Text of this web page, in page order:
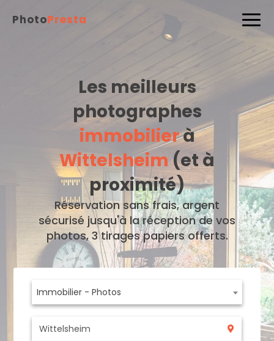
PhotoPresta
Les meilleurs
photographes
immobilierà
Wittelsheim(et à
proximité)
Réservation sans frais, argent
sécurisé jusqu'à la réception de vos
photos, 3 tirages papiers offerts.
Immobilier - Photos